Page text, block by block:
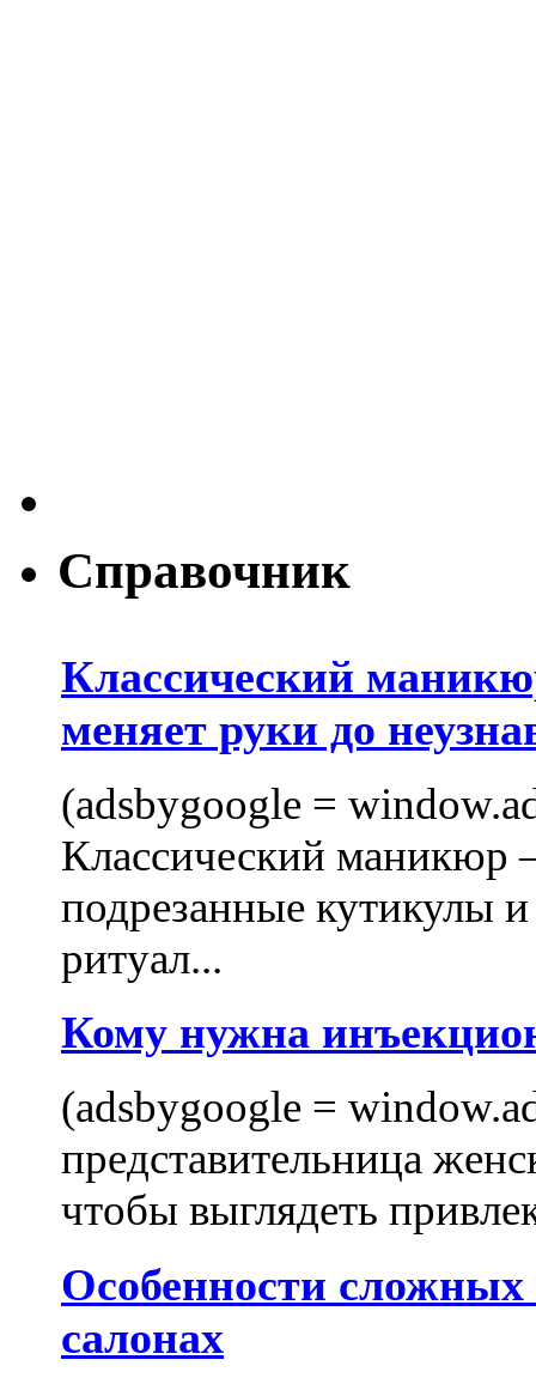
Справочник
Классический
меняет руки до
(adsbygoogle =
Классический маникюр
подрезанные кутикулы
ритуал...
Кому нужна
(adsbygoogle =
представительница
чтобы выглядеть
Особенности
салонах